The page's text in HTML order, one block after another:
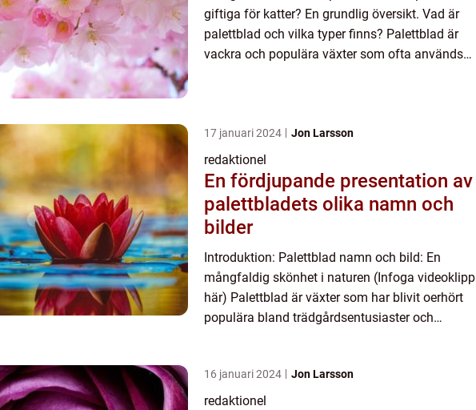
giftiga för katter? En grundlig översikt. Vad är
palettblad och vilka typer finns? Palettblad är
vackra och populära växter som ofta används
17 januari 2024 Jon Larsson
redaktionel
En fördjupande presentation av
palettbladets olika namn och
bilder
Introduktion: Palettblad namn och bild: En
mångfaldig skönhet i naturen (Infoga videoklipp
här) Palettblad är växter som har blivit oerhört
populära bland trädgårdsentusiaster och
16 januari 2024 Jon Larsson
redaktionel